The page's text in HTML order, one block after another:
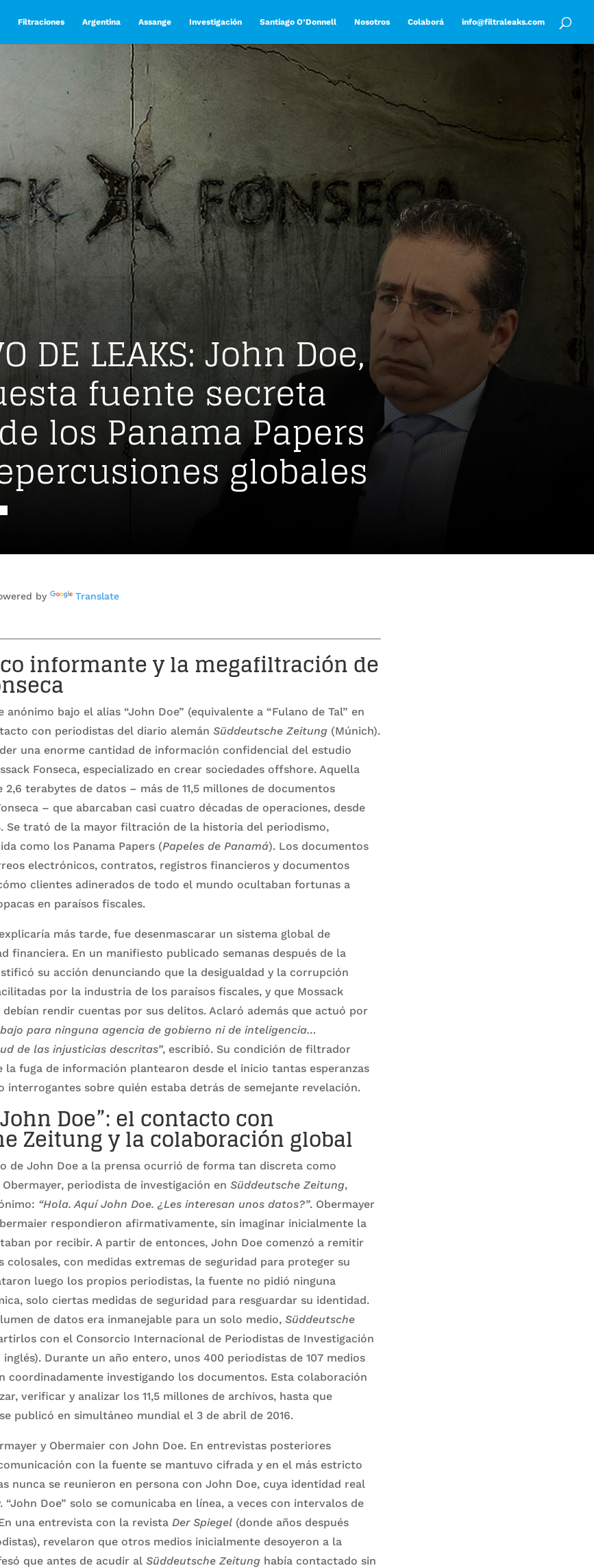
Filtraciones Argentina Assange Investigación Santiago O’Donnell Nosotros Colaborá info@filtraleaks.com
DE LEAKS: John Doe,
fuente secreta
los Panama Papers
globales
by Translate
informante y la megafiltración de
anónimo bajo el alias “John Doe” (equivalente a “Fulano de Tal” en
con periodistas del diario alemán Süddeutsche Zeitung(Múnich).
una enorme cantidad de información confidencial del estudio
Fonseca, especializado en crear sociedades offshore. Aquella
terabytes de datos – más de 11,5 millones de documentos
– que abarcaban casi cuatro décadas de operaciones, desde
Se trató de la mayor filtración de la historia del periodismo,
como los Panama Papers (Papeles de Panamá). Los documentos
electrónicos, contratos, registros financieros y documentos
clientes adinerados de todo el mundo ocultaban fortunas a
en paraísos fiscales.
más tarde, fue desenmascarar un sistema global de
financiera. En un manifiesto publicado semanas después de la
su acción denunciando que la desigualdad y la corrupción
por la industria de los paraísos fiscales, y que Mossack
debían rendir cuentas por sus delitos. Aclaró además que actuó por
para ninguna agencia de gobierno ni de inteligencia…
de las injusticias descritas”, escribió. Su condición de filtrador
la fuga de información plantearon desde el inicio tantas esperanzas
interrogantes sobre quién estaba detrás de semejante revelación.
Doe”: el contacto con
Zeitung y la colaboración global
de John Doe a la prensa ocurrió de forma tan discreta como
periodista de investigación en Süddeutsche Zeitung,
“Hola. Aquí John Doe. ¿Les interesan unos datos?”. Obermayer
respondieron afirmativamente, sin imaginar inicialmente la
por recibir. A partir de entonces, John Doe comenzó a remitir
colosales, con medidas extremas de seguridad para proteger su
luego los propios periodistas, la fuente no pidió ninguna
solo ciertas medidas de seguridad para resguardar su identidad.
de datos era inmanejable para un solo medio, Süddeutsche
con el Consorcio Internacional de Periodistas de Investigación
inglés). Durante un año entero, unos 400 periodistas de 107 medios
coordinadamente investigando los documentos. Esta colaboración
verificar y analizar los 11,5 millones de archivos, hasta que
publicó en simultáneo mundial el 3 de abril de 2016.
y Obermaier con John Doe. En entrevistas posteriores
con la fuente se mantuvo cifrada y en el más estricto
nunca se reunieron en persona con John Doe, cuya identidad real
“John Doe” solo se comunicaba en línea, a veces con intervalos de
una entrevista con la revista Der Spiegel(donde años después
revelaron que otros medios inicialmente desoyeron a la
que antes de acudir al Süddeutsche Zeitunghabía contactado sin